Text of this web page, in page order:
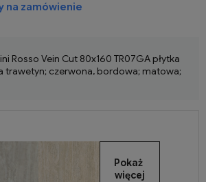
na zamówienie
Rosso Vein Cut 80x160 TR07GA płytka
trawetyn; czerwona, bordowa; matowa;
Pokaż
więcej